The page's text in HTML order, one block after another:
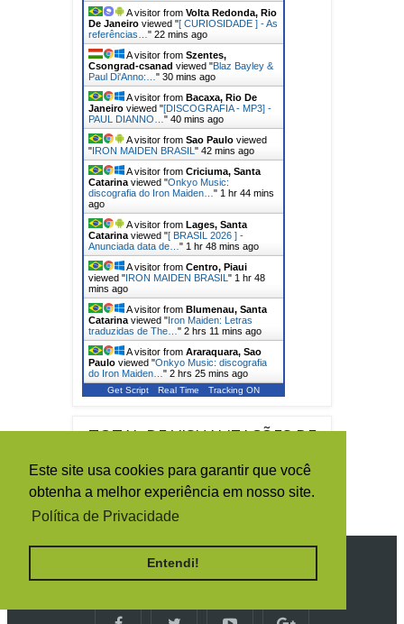
Este site usa cookies para garantir que você
obtenha a melhor experiência em nosso site.
Política de Privacidade
Entendi!
A visitor from Volta Redonda, Rio
De Janeiro viewed "[ CURIOSIDADE ] - As
referências… " 22 mins ago
A visitor from Szentes,
Csongrad-csanad viewed "Blaz Bayley &
Paul Di'Anno:… " 30 mins ago
A visitor from Bacaxa, Rio De
Janeiro viewed "[DISCOGRAFIA - MP3] -
PAUL DIANNO… " 40 mins ago
A visitor from Sao Paulo viewed
"IRON MAIDEN BRASIL " 42 mins ago
A visitor from Criciuma, Santa
Catarina viewed "Onkyo Music:
discografia do Iron Maiden… " 1 hr 44 mins
ago
A visitor from Lages, Santa
Catarina viewed "[ BRASIL 2026 ] -
Anunciada data de… " 1 hr 48 mins ago
A visitor from Centro, Piaui
viewed "IRON MAIDEN BRASIL " 1 hr 49
mins ago
A visitor from Blumenau, Santa
Catarina viewed "Iron Maiden: Letras
traduzidas de The… " 2 hrs 11 mins ago
A visitor from Araraquara, Sao
Paulo viewed "Onkyo Music: discografia
do Iron Maiden… " 2 hrs 25 mins ago
Get Script Real Time Tracking ON
TOTAL DE VISUALIZAÇÕES DE
SIGA O IRON MAIDEN BRASIL